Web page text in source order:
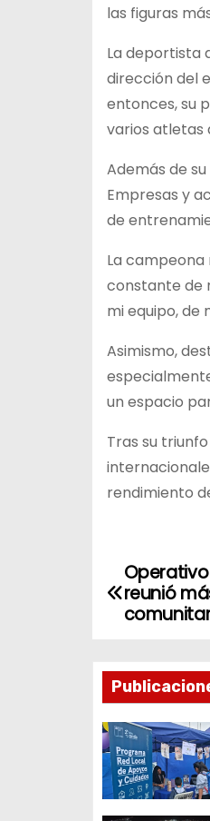
las figuras
La deportista
dirección del
entonces, su
varios atletas
Además de
Empresas y
de
La
constante de
mi equipo, de
Asimismo,
un espacio
Tras su
rendimiento
N
e
g
a
c
reunió